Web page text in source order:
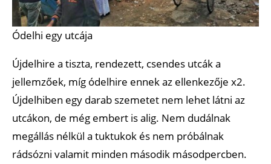
Ódelhi egy utcája
Újdelhire a tiszta, rendezett, csendes utcák a
jellemzőek, míg ódelhire ennek az ellenkezője x2.
Újdelhiben egy darab szemetet nem lehet látni az
utcákon, de még embert is alig. Nem dudálnak
megállás nélkül a tuktukok és nem próbálnak
rádsózni valamit minden második másodpercben.